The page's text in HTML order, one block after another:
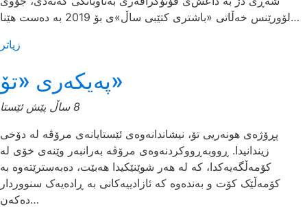
لۆورێنس خه‌ڵاتی «باشتری كتێبی ساڵ»ی بۆ 2019 به ‌ده‌ست هێنا…
زیاتر
په‌یكه‌ری «تۆ»
8 ساڵ پێش ئێستا
پڕۆژەی هونەریی تۆ، نیشاندانەوەی ئێستایانەی مرۆڤە لە دۆخی
زیندانیدا. ڕووبەڕووکردنەوەی مرۆڤە بەرانبەر وێنەی خۆی لە
کۆمەڵگەیەکدا، کە لە هەر شوێنێکیدا هەبێت، دەبەسترێتەوە بە
کۆمەڵێک کۆت و بەندەوە کە ئازادییەکانی بە ڕادەیەک سنووردار
دەکەن…